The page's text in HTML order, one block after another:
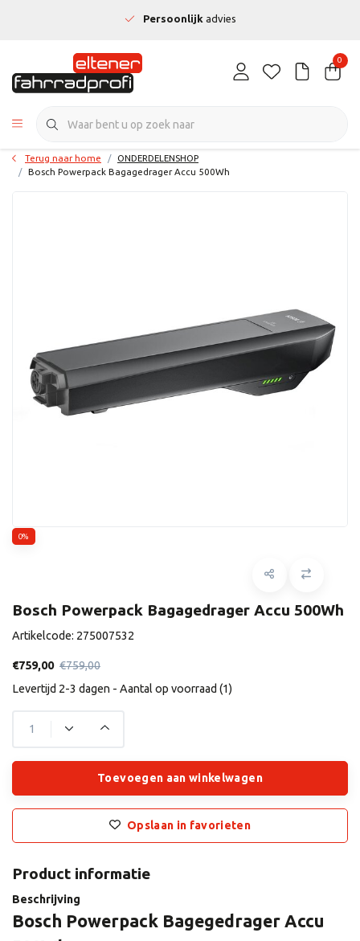
Persoonlijkadvies
0
Terug naar home
ONDERDELENSHOP
Bosch Powerpack Bagagedrager Accu 500Wh
0%
Bosch Powerpack Bagagedrager Accu 500Wh
Artikelcode: 275007532
€759,00 €759,00
Levertijd 2-3 dagen - Aantal op voorraad (1)
Toevoegen aan winkelwagen
Opslaan in favorieten
Product informatie
Beschrijving
Bosch Powerpack Bagegedrager Accu